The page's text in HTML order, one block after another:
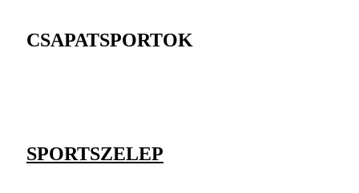
CSAPATSPORTOK
SPORTSZELEP